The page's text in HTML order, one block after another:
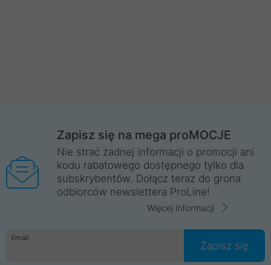
Zapisz się na mega proMOCJE
Nie strać żadnej informacji o promocji ani
kodu rabatowego dostępnego tylko dla
subskrybentów. Dołącz teraz do grona
odbiorców newslettera ProLine!
Więcej informacji
Email
Zapisz się